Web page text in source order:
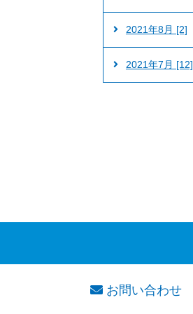
2021年8月 [2]
2021年7月 [12]
お問い合わせ